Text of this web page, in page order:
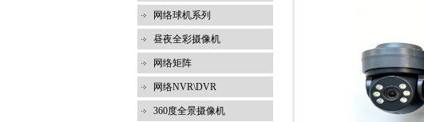
网络球机系列
昼夜全彩摄像机
网络矩阵
网络NVR\DVR
360度全景摄像机